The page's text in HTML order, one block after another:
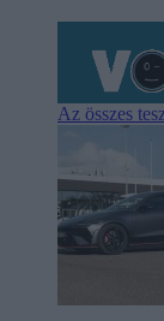
Az összes